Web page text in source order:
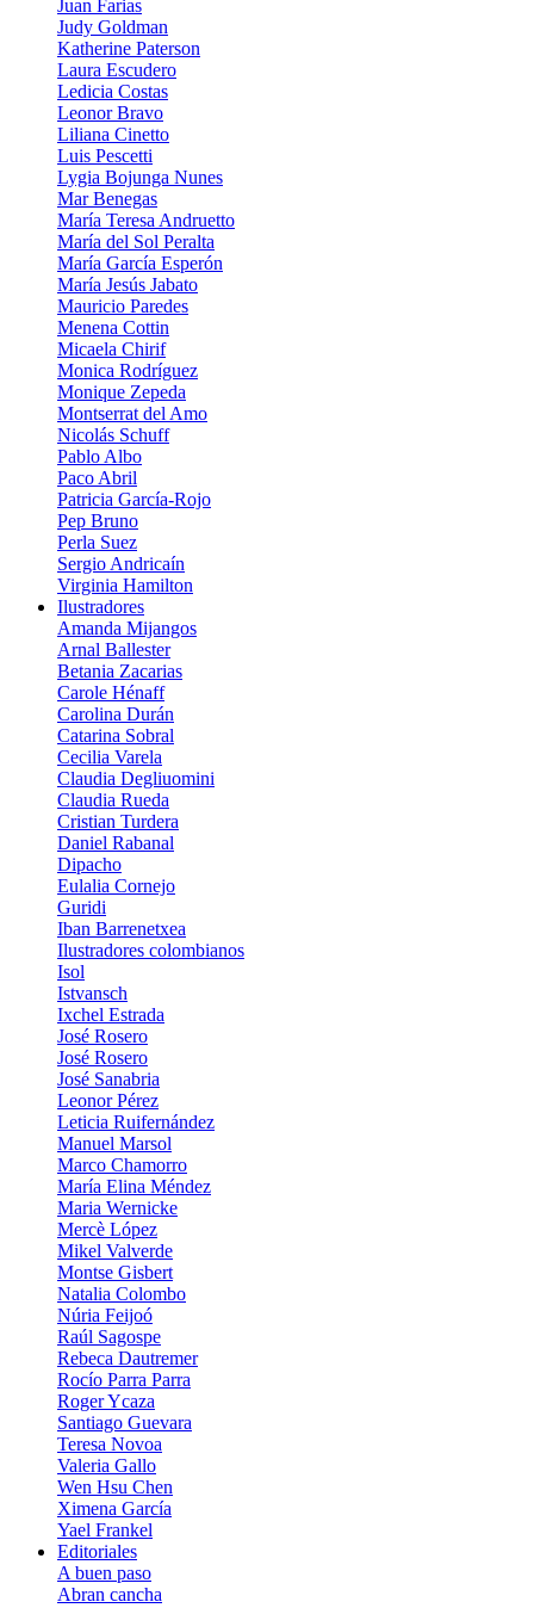
Juan Farias
Judy Goldman
Katherine Paterson
Laura Escudero
Ledicia Costas
Leonor Bravo
Liliana Cinetto
Luis Pescetti
Lygia Bojunga Nunes
Mar Benegas
Marí­a Teresa Andruetto
María del Sol Peralta
María García Esperón
María Jesús Jabato
Mauricio Paredes
Menena Cottin
Micaela Chirif
Monica Rodríguez
Monique Zepeda
Montserrat del Amo
Nicolás Schuff
Pablo Albo
Paco Abril
Patricia García-Rojo
Pep Bruno
Perla Suez
Sergio Andricaí­n
Virginia Hamilton
Ilustradores
Amanda Mijangos
Arnal Ballester
Betania Zacarias
Carole Hénaff
Carolina Durán
Catarina Sobral
Cecilia Varela
Claudia Degliuomini
Claudia Rueda
Cristian Turdera
Daniel Rabanal
Dipacho
Eulalia Cornejo
Guridi
Iban Barrenetxea
Ilustradores colombianos
Isol
Istvansch
Ixchel Estrada
José Rosero
José Rosero
José Sanabria
Leonor Pérez
Leticia Ruifernández
Manuel Marsol
Marco Chamorro
María Elina Méndez
Maria Wernicke
Mercè López
Mikel Valverde
Montse Gisbert
Natalia Colombo
Núria Feijoó
Raúl Sagospe
Rebeca Dautremer
Rocío Parra Parra
Roger Ycaza
Santiago Guevara
Teresa Novoa
Valeria Gallo
Wen Hsu Chen
Ximena García
Yael Frankel
Editoriales
A buen paso
Abran cancha